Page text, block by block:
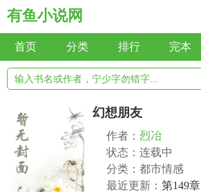
有鱼小说网
首页 分类 排行 完本
幻想朋友
作者： 烈冶
状态：连载中
分类：都市情感
最近更新： 第149章